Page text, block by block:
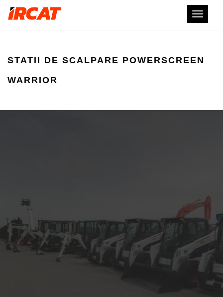
conținut
STATII DE SCALPARE POWERSCREEN
WARRIOR